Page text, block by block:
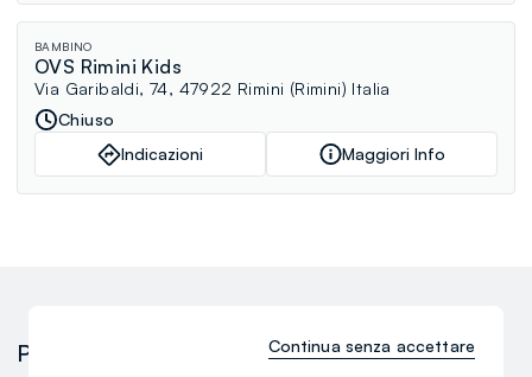
BAMBINO
OVS Rimini Kids
Via Garibaldi, 74, 47922 Rimini (Rimini) Italia
Chiuso
Indicazioni
Maggiori Info
Province Continua senza accettare